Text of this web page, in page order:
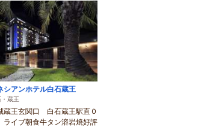
シアンホテル白石蔵王
蔵王
蔵王玄関口 白石蔵王駅直０
イブ朝食牛タン溶岩焼好評